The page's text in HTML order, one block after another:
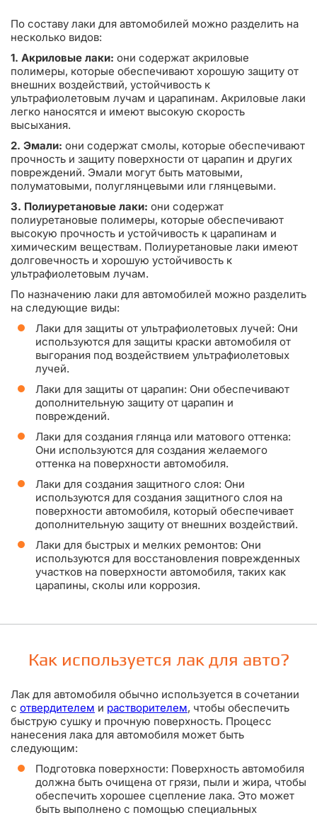
По составу лаки для автомобилей можно разделить на
несколько видов:
1. Акриловые лаки: они содержат акриловые
полимеры, которые обеспечивают хорошую защиту от
внешних воздействий, устойчивость к
ультрафиолетовым лучам и царапинам. Акриловые лаки
легко наносятся и имеют высокую скорость
высыхания.
2. Эмали: они содержат смолы, которые обеспечивают
прочность и защиту поверхности от царапин и других
повреждений. Эмали могут быть матовыми,
полуматовыми, полуглянцевыми или глянцевыми.
3. Полиуретановые лаки: они содержат
полиуретановые полимеры, которые обеспечивают
высокую прочность и устойчивость к царапинам и
химическим веществам. Полиуретановые лаки имеют
долговечность и хорошую устойчивость к
ультрафиолетовым лучам.
По назначению лаки для автомобилей можно разделить
на следующие виды:
Лаки для защиты от ультрафиолетовых лучей: Они
используются для защиты краски автомобиля от
выгорания под воздействием ультрафиолетовых
лучей.
Лаки для защиты от царапин: Они обеспечивают
дополнительную защиту от царапин и
повреждений.
Лаки для создания глянца или матового оттенка:
Они используются для создания желаемого
оттенка на поверхности автомобиля.
Лаки для создания защитного слоя: Они
используются для создания защитного слоя на
поверхности автомобиля, который обеспечивает
дополнительную защиту от внешних воздействий.
Лаки для быстрых и мелких ремонтов: Они
используются для восстановления поврежденных
участков на поверхности автомобиля, таких как
царапины, сколы или коррозия.
Как используется лак для авто?
Лак для автомобиля обычно используется в сочетании
с отвердителем и растворителем, чтобы обеспечить
быструю сушку и прочную поверхность. Процесс
нанесения лака для автомобиля может быть
следующим:
Подготовка поверхности: Поверхность автомобиля
должна быть очищена от грязи, пыли и жира, чтобы
обеспечить хорошее сцепление лака. Это может
быть выполнено с помощью специальных